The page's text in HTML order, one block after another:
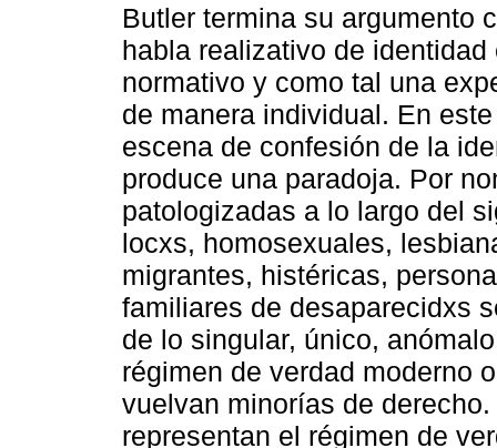
Butler termina su argumento
habla realizativo de
normativo y como tal una
de manera individual. En
escena de confesión de la
produce una paradoja. Por
patologizadas a lo largo del
locxs, homosexuales,
migrantes, histéricas,
familiares de desaparecidxs
de lo singular, único,
régimen de verdad moderno
vuelvan minorías de
representan el régimen de